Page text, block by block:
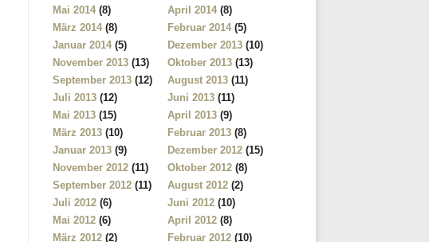
Mai 2014 (8) April 2014 (8)
März 2014 (8) Februar 2014 (5)
Januar 2014 (5) Dezember 2013 (10)
November 2013 (13) Oktober 2013 (13)
September 2013 (12) August 2013 (11)
Juli 2013 (12) Juni 2013 (11)
Mai 2013 (15) April 2013 (9)
März 2013 (10) Februar 2013 (8)
Januar 2013 (9) Dezember 2012 (15)
November 2012 (11) Oktober 2012 (8)
September 2012 (11) August 2012 (2)
Juli 2012 (6) Juni 2012 (10)
Mai 2012 (6) April 2012 (8)
März 2012 (2) Februar 2012 (10)